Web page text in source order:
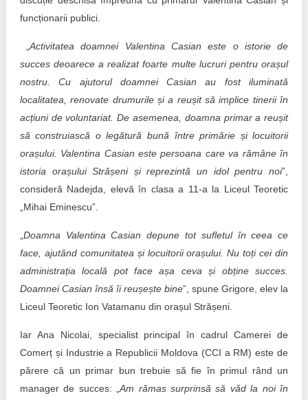
funcționarii publici.
„Activitatea doamnei Valentina Casian este o istorie de
succes deoarece a realizat foarte multe lucruri pentru orașul
nostru. Cu ajutorul doamnei Casian au fost iluminată
localitatea, renovate drumurile și a reușit să implice tinerii în
acțiuni de voluntariat. De asemenea, doamna primar a reușit
să construiască o legătură bună între primărie și locuitorii
orașului. Valentina Casian este persoana care va rămâne în
istoria orașului Strășeni și reprezintă un idol pentru noi”,
consideră Nadejda, elevă în clasa a 11-a la Liceul Teoretic
„Mihai Eminescu”.
Doamna Valentina Casian depune tot sufletul în ceea ce
face, ajutând comunitatea și locuitorii orașului. Nu toți cei din
administrația locală pot face așa ceva și obține succes.
Doamnei Casian însă îi reușește bine”, spune Grigore, elev la
Liceul Teoretic Ion Vatamanu din orașul Strășeni.
Iar Ana Nicolai, specialist principal în cadrul Camerei de
Comerț și Industrie a Republicii Moldova (CCI a RM) este de
părere că un primar bun trebuie să fie în primul rând un
manager de succes: „Am rămas surprinsă să văd la noi în